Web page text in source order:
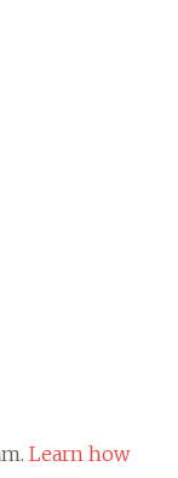
Learn how